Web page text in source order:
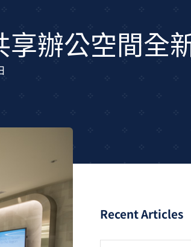
辦公空間全
Recent Articles